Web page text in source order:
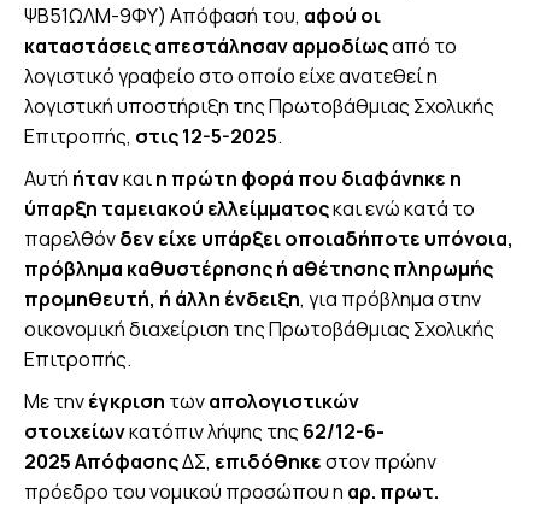
ΨΒ51ΩΛΜ-9ΦΥ) Απόφασή του, αφού οι
καταστάσεις απεστάλησαν αρμοδίωςαπό το
λογιστικό γραφείο στο οποίο είχε ανατεθεί η
λογιστική υποστήριξη της Πρωτοβάθμιας Σχολικής
Επιτροπής, στις 12-5-2025.
Αυτή ήτανκαιη πρώτη φορά που διαφάνηκε η
ύπαρξη ταμειακού ελλείμματοςκαι ενώ κατά το
παρελθόνδεν είχε υπάρξει οποιαδήποτε υπόνοια,
πρόβλημα καθυστέρησης ή αθέτησης πληρωμής
προμηθευτή, ή άλλη ένδειξη, για πρόβλημα στην
οικονομική διαχείριση της Πρωτοβάθμιας Σχολικής
Επιτροπής.
Με τηνέγκριση τωναπολογιστικών
στοιχείωνκατόπιν λήψης της 62/12-6-
2025ΑπόφασηςΔΣ, επιδόθηκεστον πρώην
πρόεδρο του νομικού προσώπου η αρ. πρωτ.